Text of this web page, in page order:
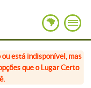
está indisponível, mas
que o Lugar Certo